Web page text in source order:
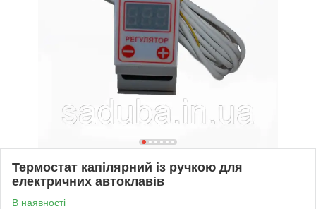
Термостат капілярний із ручкою для
електричних автоклавів
В наявності